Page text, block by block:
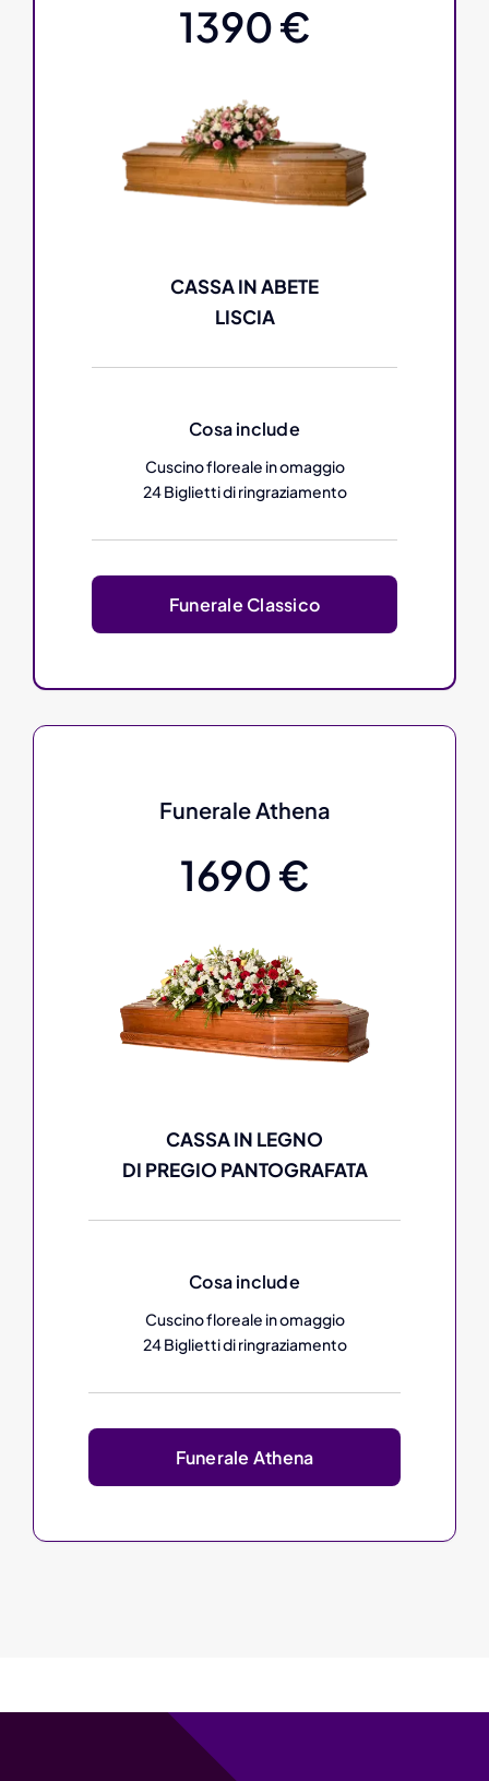
1390 €
CASSA IN ABETE
LISCIA
Cosa include
Cuscino floreale in omaggio
24 Biglietti di ringraziamento
Funerale Classico
Funerale Athena
1690 €
CASSA IN LEGNO
DI PREGIO PANTOGRAFATA
Cosa include
Cuscino floreale in omaggio
24 Biglietti di ringraziamento
Funerale Athena